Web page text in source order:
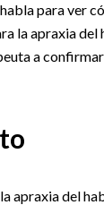
para ver
la apraxia del
a
apraxia del